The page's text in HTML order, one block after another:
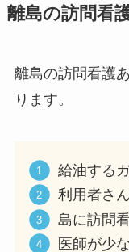
離島の訪問看
離島の訪問看護
ります。
給油する
利用者さ
島に訪問
医師が少